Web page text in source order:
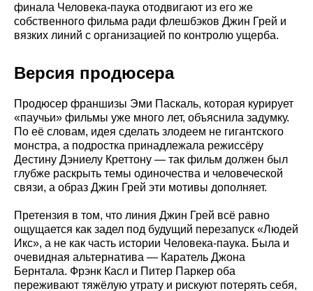
финала Человека-паука отодвигают из его же
собственного фильма ради флешбэков Джин Грей и
вязких линий с организацией по контролю ущерба.
Версия продюсера
Продюсер франшизы Эми Паскаль, которая курирует
«паучьи» фильмы уже много лет, объяснила задумку.
По её словам, идея сделать злодеем не гигантского
монстра, а подростка принадлежала режиссёру
Дестину Дэниелу Креттону — так фильм должен был
глубже раскрыть темы одиночества и человеческой
связи, а образ Джин Грей эти мотивы дополняет.
Претензия в том, что линия Джин Грей всё равно
ощущается как задел под будущий перезапуск «Людей
Икс», а не как часть истории Человека-паука. Была и
очевидная альтернатива — Каратель Джона
Бернтала. Фрэнк Касл и Питер Паркер оба
переживают тяжёлую утрату и рискуют потерять себя,